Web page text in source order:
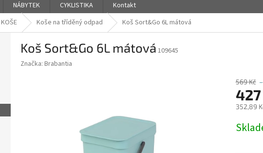
NÁBYTEK CYKLISTIKA
Kontakt
Koše na tříděný odpad Koš Sort&Go 6L mátová
Koš Sort&Go 6L mátová 109645
Značka: Brabantia
569 Kč
427
352,89
cena: